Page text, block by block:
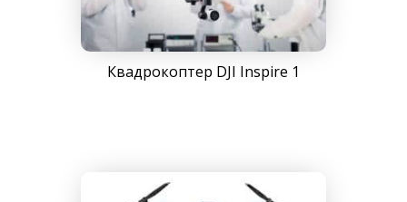
Квадрокоптер DJI Inspire 1